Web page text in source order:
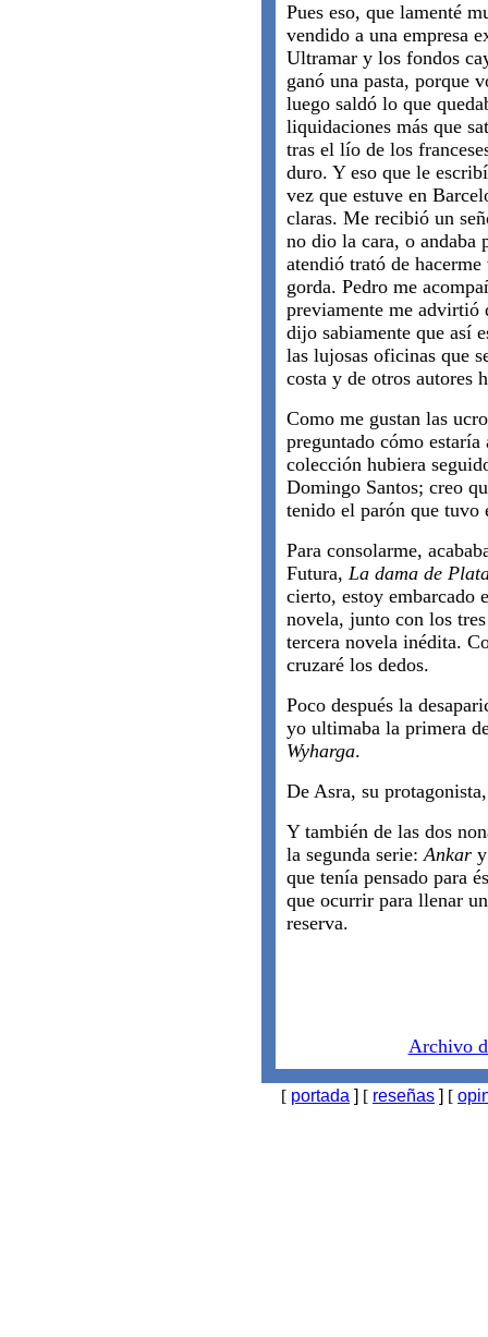
Pues eso, que lamenté
vendido a una empresa
Ultramar y los fondos
ganó una pasta, porque
luego saldó lo que
liquidaciones más que
tras el lío de los
duro. Y eso que le
vez que estuve en
claras. Me recibió un
no dio la cara, o andaba
atendió trató de
gorda. Pedro me
previamente me advirtió
dijo sabiamente que así
las lujosas oficinas que
costa y de otros autores
Como me gustan las
preguntado cómo
colección hubiera
Domingo Santos; creo
tenido el parón que tuvo
Para consolarme,
Futura, La dama de
cierto, estoy embarcado
novela, junto con los
tercera novela inédita.
cruzaré los dedos.
Poco después la
yo ultimaba la primera
Wyharga.
De Asra, su
Y también de las dos
la segunda serie:Ankar
que tenía pensado para
que ocurrir para llenar
reserva.
Archivo
[ portada ] [ reseñas ] [